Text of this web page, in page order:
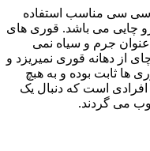
قوری لندنی چینی زرین با ظرفیت 580 سی سی مناسب استفاده
چایی می باشد. قوری های
جرم و سیاه نمی
از دهانه قوری نمیریزد و
ها ثابت بوده و به هبچ
است که دنبال یک
می گردند.